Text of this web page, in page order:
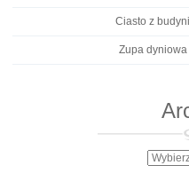
Ciasto z
Zupa
Archiwa